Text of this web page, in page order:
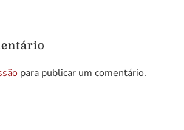
para publicar um comentário.